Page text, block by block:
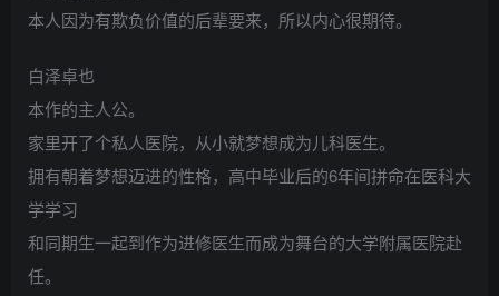
本人因为有欺负价值的后辈要来，所以内心很期待。
白泽卓也
本作的主人公。
家里开了个私人医院，从小就梦想成为儿科医生。
拥有朝着梦想迈进的性格，高中毕业后的6年间拼命在医科大
学学习
和同期生一起到作为进修医生而成为舞台的大学附属医院赴
任。